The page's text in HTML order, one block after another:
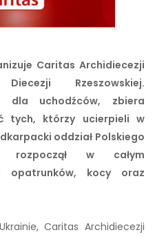
Caritas Archidiecezji
Rzeszowskiej.
dla uchodźców, zbiera
tych, którzy ucierpieli w
oddział Polskiego
rozpoczął w całym
opatrunków, kocy oraz
Caritas Archidiecezji